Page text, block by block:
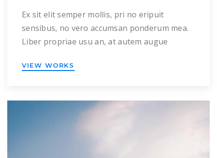
Ex sit elit semper mollis, pri no eripuit
sensibus, no vero accumsan ponderum mea.
Liber propriae usu an, at autem augue
sale prima efficiantur duo. Nec scaevola
sea impedit docendi patrioque et, […]
VIEW WORKS